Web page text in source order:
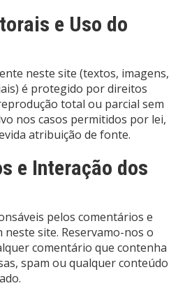
e Uso do
neste site (textos, imagens,
é protegido por direitos
total ou parcial sem
nos casos permitidos por lei,
atribuição de fonte.
e Interação dos
pelos comentários e
site. Reservamo-nos o
comentário que contenha
spam ou qualquer conteúdo